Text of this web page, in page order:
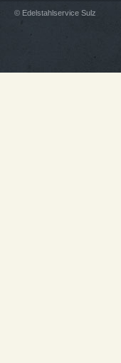
© Edelstahlservice Sulz